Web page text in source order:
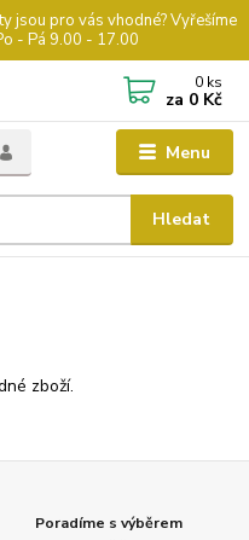
jsou pro vás vhodné? Vyřešíme
- Pá 9.00 - 17.00
Menu
Hledat
0 ks
za 0 Kč
zboží.
Poradíme s výběrem